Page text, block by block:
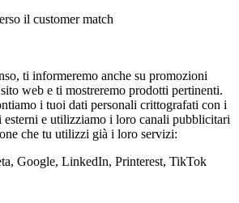
il customer match
ti informeremo anche su promozioni
web e ti mostreremo prodotti pertinenti.
i tuoi dati personali crittografati con i
esterni e utilizziamo i loro canali pubblicitari
che tu utilizzi già i loro servizi:
Google, LinkedIn, Printerest, TikTok